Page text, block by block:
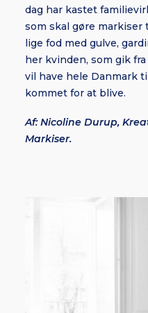
dag har kastet
som skal gøre
lige fod med gulve,
her kvinden, som gik
vil have hele Danmark
kommet for at blive.
Af: Nicoline Durup,
Markiser.